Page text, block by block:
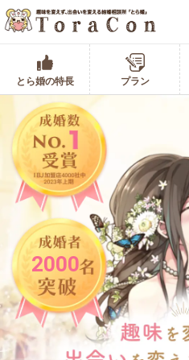
とら婚の特長 プラン
2000